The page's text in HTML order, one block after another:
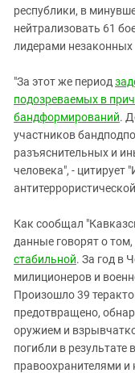
республики, в
нейтрализовать 61
лидерами
"За этот же период
подозреваемых в
бандформирований.
участников
разъяснительных и
человека", - цитирует
Как сообщал
данные говорят о
стабильной. За год в
милиционеров и
Произошло 39
предотвращено,
оружием и
погибли в результате
правоохранителями и